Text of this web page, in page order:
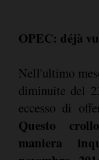
OPEC: déjà
Nell'ultimo
diminuite del
eccesso di
Questo
maniera